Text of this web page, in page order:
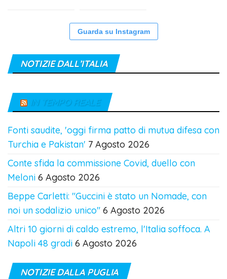
Guarda su Instagram
NOTIZIE DALL’ITALIA
IN TEMPO REALE
Fonti saudite, 'oggi firma patto di mutua difesa con
Turchia e Pakistan' 7 Agosto 2026
Conte sfida la commissione Covid, duello con
Meloni 6 Agosto 2026
Beppe Carletti: "Guccini è stato un Nomade, con
noi un sodalizio unico" 6 Agosto 2026
Altri 10 giorni di caldo estremo, l'Italia soffoca. A
Napoli 48 gradi 6 Agosto 2026
NOTIZIE DALLA PUGLIA